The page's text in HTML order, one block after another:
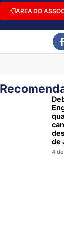
ÁREA DO
de
4